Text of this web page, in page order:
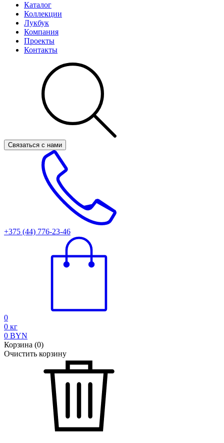
Каталог
Коллекции
Лукбук
Компания
Проекты
Контакты
Связаться с нами
+375 (44) 776-23-46
0
0 кг
0 BYN
Корзина (0)
Очистить корзину